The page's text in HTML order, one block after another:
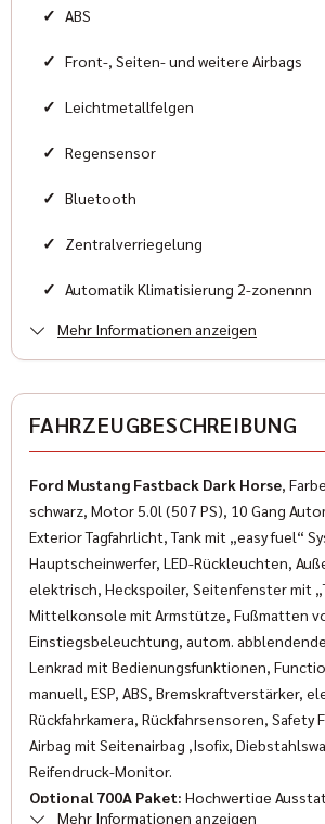
Sportwagen
Kilometerstand
2024-02
Zustand
Farbe
Farbe (Hersteller)
Shadow Black
AUSSTATTUNG
Anzahl der Türen
Anzahl Sitzplätze
4
Innenfarbe
✓ ABS
✓ Front-, Seiten- und weitere Airbags
✓ Leichtmetallfelgen
✓ Regensensor
✓ Bluetooth
✓ Zentralverriegelung
✓ Automatik Klimatisierung 2-zonennn
✓ Elektrische Außenspiegel
✓ ESP
✓ Isofix
✓ Multifunktionslenkrad
✓ LED-Scheinwerfer
✓ Servolenkung
✓ Sportsitze
✓ Traktionskontrolle
✓ Reifendruckkontrolle
Mehr Informationen anzeigen
FAHRZEUGBESCHREIBUNG
Ford Mustang Fastback Dark Horse,
schwarz, Motor 5.0l (507 PS), 10 Gang
Exterior Tagfahrlicht, Tank mit „easy fuel“
Hauptscheinwerfer, LED-Rückleuchten,
elektrisch, Heckspoiler, Seitenfenster mit
Mittelkonsole mit Armstütze, Fußmatten
Einstiegsbeleuchtung, autom.
Lenkrad mit Bedienungsfunktionen,
manuell, ESP, ABS, Bremskraftverstärker,
Rückfahrkamera, Rückfahrsensoren, Safety
Airbag mit Seitenairbag ,Isofix,
Reifendruck-Monitor.
Optional 700A Paket: Hochwertige
Mehr Informationen anzeigen